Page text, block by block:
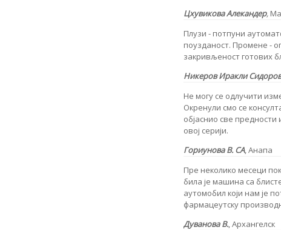
Цхувикова Алекандер,
Плузи - потпуни
поузданост. Промене -
закривљеност готових
Никеров Иракли
Не могу се одлучити
Окренули смо се
објаснио све предности
овој серији.
Гориунова В. СА, Анапа
Пре неколико месеци
била је машина са
аутомобил који нам је
фармацеутску
Дуванова В.,Архангелск